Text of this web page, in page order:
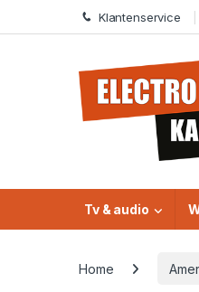
Skip to navigation
Skip to content Klantenservice
Tv & audio
Home